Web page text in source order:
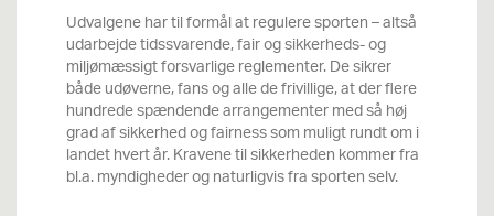
Udvalgene har til formål at regulere sporten – altså
udarbejde tidssvarende, fair og sikkerheds- og
miljømæssigt forsvarlige reglementer. De sikrer
både udøverne, fans og alle de frivillige, at der flere
hundrede spændende arrangementer med så høj
grad af sikkerhed og fairness som muligt rundt om i
landet hvert år. Kravene til sikkerheden kommer fra
bl.a. myndigheder og naturligvis fra sporten selv.